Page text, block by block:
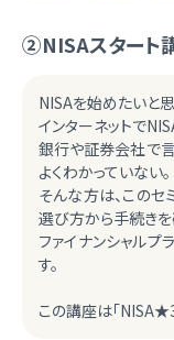
②NISAスタート
NISAを始めたいと
インターネットで
銀行や証券会社で
よくわかっていない。
そんな方は、この
選び方から手続きを
ファイナンシャルプ
す。
この講座は「